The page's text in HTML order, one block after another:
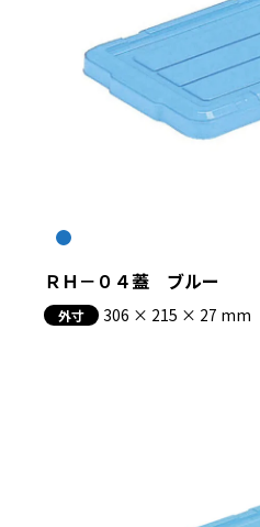
ＲＨ－０４蓋 ブルー
外寸 306 × 215 × 27 mm